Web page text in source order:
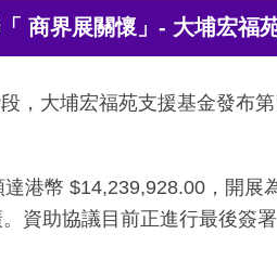
商界展關懷」- 大埔宏福
，大埔宏福苑支援基金發布
港幣 $14,239,928.00，開
資助協議目前正進行最後簽